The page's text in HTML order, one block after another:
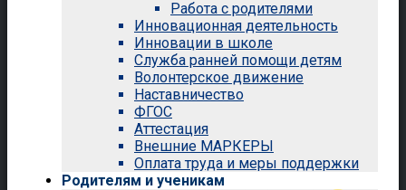
Работа с родителями
Инновационная деятельность
Инновации в школе
Служба ранней помощи детям
Волонтерское движение
Наставничество
ФГОС
Аттестация
Внешние МАРКЕРЫ
Оплата труда и меры поддержки
Родителям и ученикам